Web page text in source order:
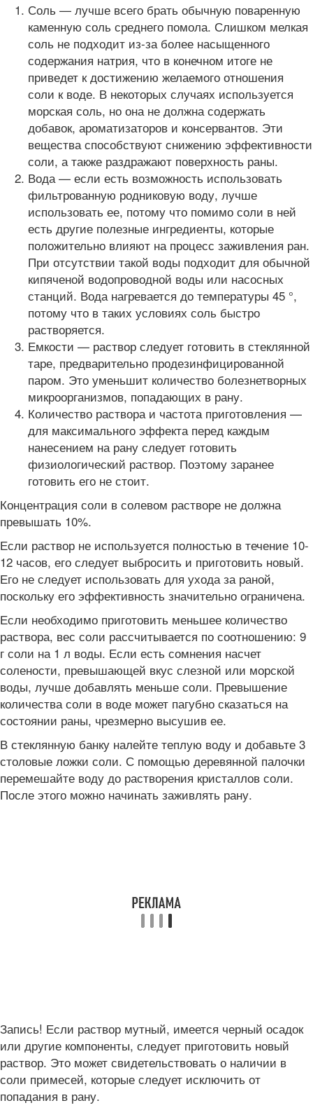
Соль — лучше всего брать обычную поваренную
каменную соль среднего помола. Слишком мелкая
соль не подходит из-за более насыщенного
содержания натрия, что в конечном итоге не
приведет к достижению желаемого отношения
соли к воде. В некоторых случаях используется
морская соль, но она не должна содержать
добавок, ароматизаторов и консервантов. Эти
вещества способствуют снижению эффективности
соли, а также раздражают поверхность раны.
Вода — если есть возможность использовать
фильтрованную родниковую воду, лучше
использовать ее, потому что помимо соли в ней
есть другие полезные ингредиенты, которые
положительно влияют на процесс заживления ран.
При отсутствии такой воды подходит для обычной
кипяченой водопроводной воды или насосных
станций. Вода нагревается до температуры 45 °,
потому что в таких условиях соль быстро
растворяется.
Емкости — раствор следует готовить в стеклянной
таре, предварительно продезинфицированной
паром. Это уменьшит количество болезнетворных
микроорганизмов, попадающих в рану.
Количество раствора и частота приготовления —
для максимального эффекта перед каждым
нанесением на рану следует готовить
физиологический раствор. Поэтому заранее
готовить его не стоит.
Концентрация соли в солевом растворе не должна
превышать 10%.
Если раствор не используется полностью в течение 10-
12 часов, его следует выбросить и приготовить новый.
Его не следует использовать для ухода за раной,
поскольку его эффективность значительно ограничена.
Если необходимо приготовить меньшее количество
раствора, вес соли рассчитывается по соотношению: 9
г соли на 1 л воды. Если есть сомнения насчет
солености, превышающей вкус слезной или морской
воды, лучше добавлять меньше соли. Превышение
количества соли в воде может пагубно сказаться на
состоянии раны, чрезмерно высушив ее.
В стеклянную банку налейте теплую воду и добавьте 3
столовые ложки соли. С помощью деревянной палочки
перемешайте воду до растворения кристаллов соли.
После этого можно начинать заживлять рану.
Запись! Если раствор мутный, имеется черный осадок
или другие компоненты, следует приготовить новый
раствор. Это может свидетельствовать о наличии в
соли примесей, которые следует исключить от
попадания в рану.